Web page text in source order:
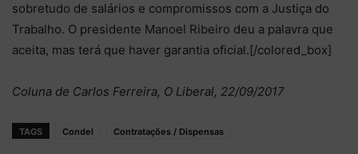
sobretudo de salários e compromissos com a Justiça do
Trabalho. O presidente Manoel Ribeiro deu a palavra que
aceita, mas terá que haver garantia oficial.[/colored_box]
Coluna de Carlos Ferreira, O Liberal, 22/09/2017
TAGS Condel Contratações / Dispensas